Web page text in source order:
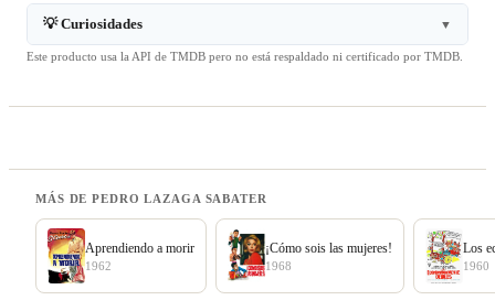
💡 Curiosidades ▼
Este producto usa la API de TMDB pero no está respaldado ni certificado por TMDB.
MÁS DE PEDRO LAZAGA SABATER
Aprendiendo a morir
1962
¡Cómo sois las mujeres!
1968
Los
1960